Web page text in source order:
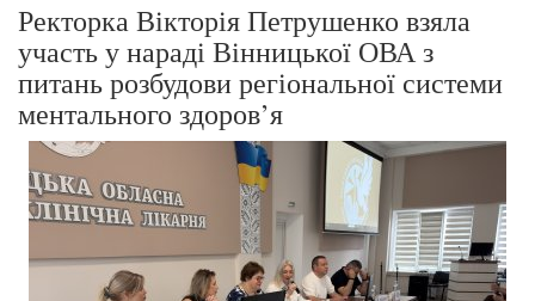
Ректорка Вікторія Петрушенко взяла
участь у нараді Вінницької ОВА з
питань розбудови регіональної системи
ментального здоров’я